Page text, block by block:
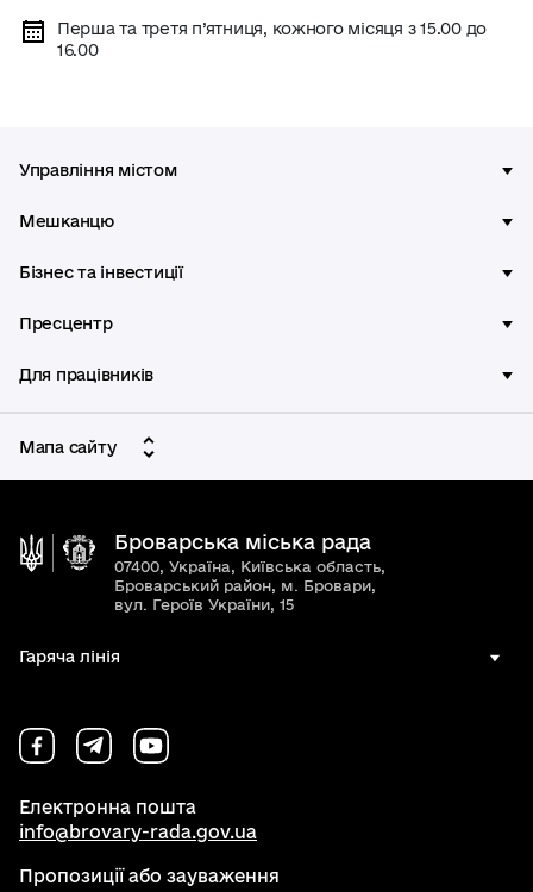
Перша та третя п’ятниця, кожного місяця з 15.00 до
16.00
Управління містом
Мешканцю
Бізнес та інвестиції
Пресцентр
Для працівників
Мапа сайту
Броварська міська рада
07400, Україна, Київська область,
Броварський район, м. Бровари,
вул. Героїв України, 15
Гаряча лінія
Електронна пошта
info@brovary-rada.gov.ua
Пропозиції або зауваження